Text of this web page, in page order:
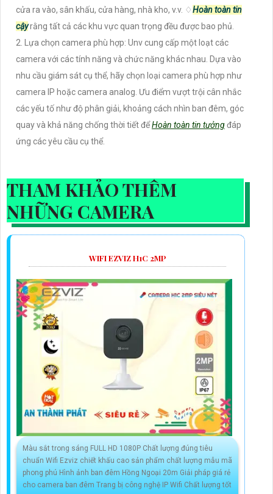
cửa ra vào, sân khấu, cửa hàng, nhà kho, v.v. ♢Hoàn toàn tin
cậyrằng tất cả các khu vực quan trọng đều được bao phủ.
2. Lựa chọn camera phù hợp: Unv cung cấp một loạt các
camera với các tính năng và chức năng khác nhau. Dựa vào
nhu cầu giám sát cụ thể, hãy chọn loại camera phù hợp như
camera IP hoặc camera analog. Ưu điểm vượt trội cân nhắc
các yếu tố như độ phân giải, khoảng cách nhìn ban đêm, góc
quay và khả năng chống thời tiết đểHoàn toàn tin tưởngđáp
ứng các yêu cầu cụ thể.
THAM KHẢO THÊM
NHỮNG CAMERA
WIFI EZVIZ H1C 2MP
Màu sắt trong sáng FULL HD 1080P Chất lượng đúng tiêu
chuẩn Wifi Ezviz chiết khấu cao sản phẩm chất lượng mẫu mã
phong phú Hình ảnh ban đêm Hồng Ngoại 20m Giải pháp giá rẻ
cho camera ban đêm Trang bị công nghệ IP Wifi Chất lượng tốt